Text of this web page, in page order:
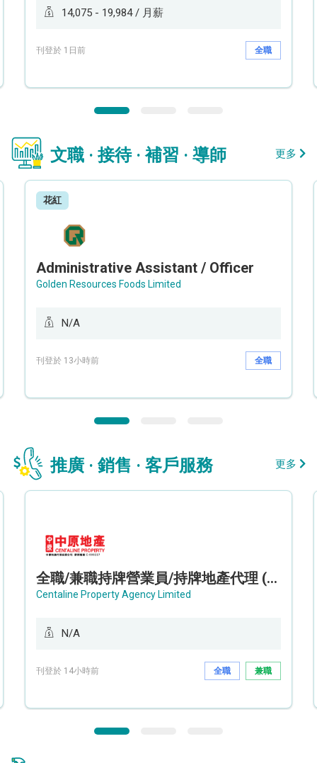
14,075 - 19,984 / 月薪
刊登於 1日前 全職
文職 · 接待 · 補習 · 導師 更多
花紅
Administrative Assistant / Officer
Golden Resources Foods Limited
N/A
刊登於 13小時前 全職
推廣 · 銷售 · 客戶服務 更多
全職/兼職持牌營業員/持牌地產代理 (長沙灣/將軍澳/油塘)
Centaline Property Agency Limited
N/A
刊登於 14小時前 全職 兼職